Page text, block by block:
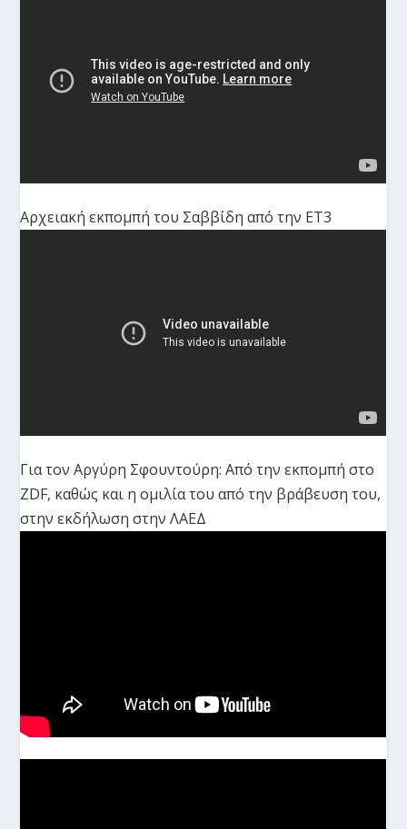
Αρχειακή εκπομπή του Σαββίδη από την ΕΤ3
Για τον Αργύρη Σφουντούρη: Από την εκπομπή στο
ZDF, καθώς και η ομιλία του από την βράβευση του,
στην εκδήλωση στην ΛΑΕΔ